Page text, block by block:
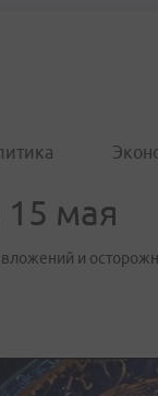
15 мая
и